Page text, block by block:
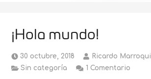
¡Hola mundo!
30 octubre, 2018
Ricardo Marroqui
Sin categoría
1 Comentario